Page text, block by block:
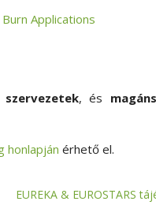
Applications
, és
honlapján érhető el.
EUREKA & EUROSTARS